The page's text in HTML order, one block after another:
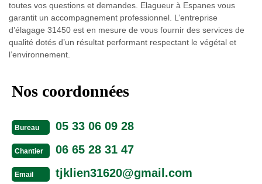
toutes vos questions et demandes. Elagueur à Espanes vous
garantit un accompagnement professionnel. L’entreprise
d’élagage 31450 est en mesure de vous fournir des services de
qualité dotés d’un résultat performant respectant le végétal et
l’environnement.
Nos coordonnées
Bureau 05 33 06 09 28
Chantier 06 65 28 31 47
Email tjklien31620@gmail.com